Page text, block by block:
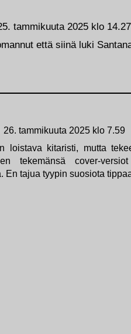
tammikuuta 2025 klo 14.27
että siinä luki
26. tammikuuta 2025 klo 7.59
loistava kitaristi, mutta
tekemänsä cover-
En tajua tyypin suosiota